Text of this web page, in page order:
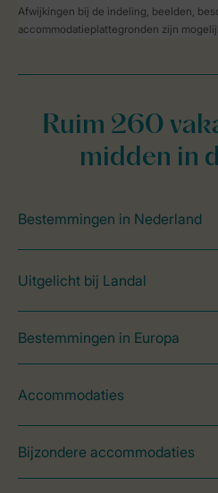
Afwijkingen bij de indeling, beelden,
accommodatieplattegronden zijn
Ruim 260
midden in
Bestemmingen in Nederland
Uitgelicht bij Landal
Bestemmingen in Europa
Accommodaties
Bijzondere accommodaties